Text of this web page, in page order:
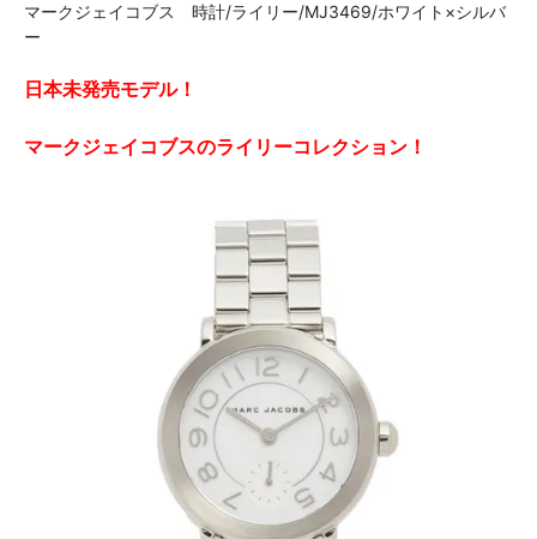
マークジェイコブス 時計/ライリー/MJ3469/ホワイト×シルバ
ー
日本未発売モデル！
マークジェイコブスのライリーコレクション！